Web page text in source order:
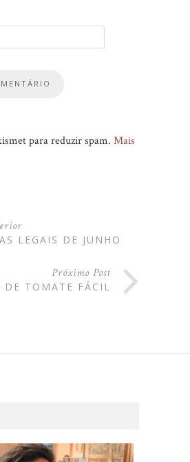
para reduzir spam. Mais
LEGAIS DE JUNHO
Próximo Post
DE TOMATE FÁCIL